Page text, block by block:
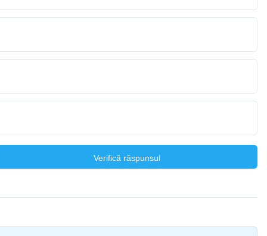
Verifică răspunsul